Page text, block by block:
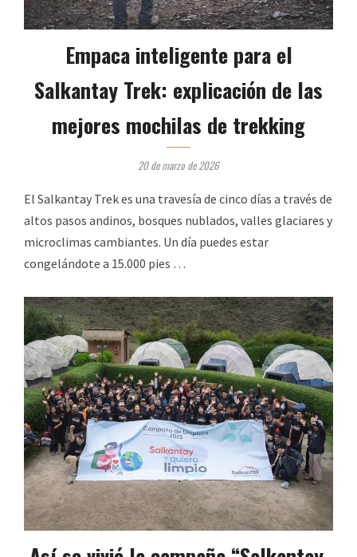
Empaca inteligente para el
Salkantay Trek: explicación de las
mejores mochilas de trekking
20 de marzo de 2026
El Salkantay Trek es una travesía de cinco días a través de
altos pasos andinos, bosques nublados, valles glaciares y
microclimas cambiantes. Un día puedes estar
congelándote a 15.000 pies …